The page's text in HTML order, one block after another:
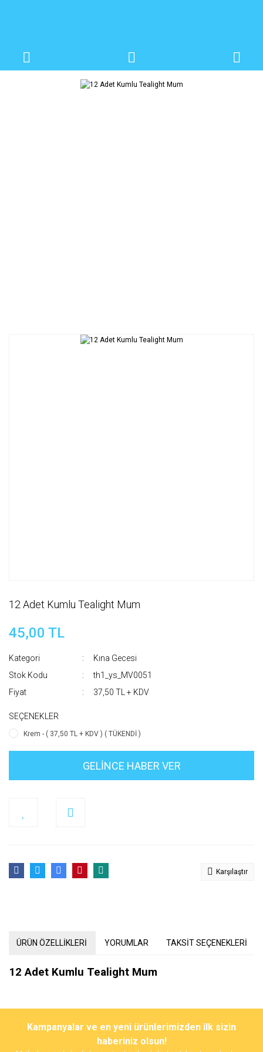
12 Adet Kumlu Tealight Mum
45,00 TL
Kategori
Kına Gecesi
Stok Kodu
th1_ys_MV0051
Fiyat
37,50 TL + KDV
SEÇENEKLER
Krem - ( 37,50 TL + KDV ) ( TÜKENDİ )
GELİNCE HABER VER
Karşılaştır
ÜRÜN ÖZELLİKLERİ YORUMLAR TAKSİT SEÇENEKLERİ
12 Adet Kumlu Tealight Mum
Bu ürüne ilk yorumu siz yapın!
tarafımıza iletebilirsiniz.
Görüş ve önerileriniz için teşekkür ederiz.
Kampanyalar ve en yeni ürünlerimizden ilk sizin
haberiniz olsun!